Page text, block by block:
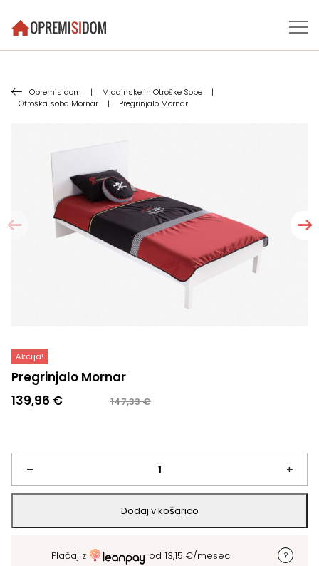
Opremisidom | Mladinske in Otroške Sobe
|
Otroška soba Mornar
| Pregrinjalo Mornar
Akcija!
Pregrinjalo Mornar
147,33€
Izvirna
bila:
147,33 €.
139,96 €
Trenutna
139,96 €.
–
Pregrinjalo
Mornar
količina
+
Dodaj v košarico
Plačaj z od 13,15 €/mesec